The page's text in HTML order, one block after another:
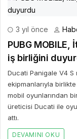
3 yıl önce
PUBG
iş birliğini
Ducati Panigale V4 S
ekipmanlarıyla birlikte
mobil oyunlarından
üreticisi Ducati ile
attı.
DEVAMINI OKU